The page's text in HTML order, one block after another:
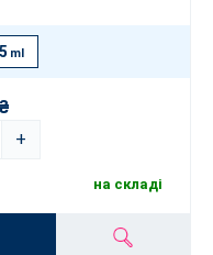
ml
+
на складі